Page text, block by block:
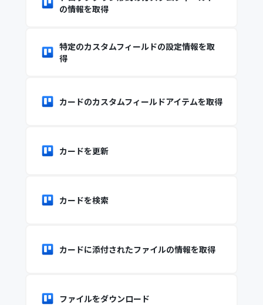
の情報を取得
特定のカスタムフィールドの設定情報を取
得
カードのカスタムフィールドアイテムを取得
カードを更新
カードを検索
カードに添付されたファイルの情報を取得
ファイルをダウンロード